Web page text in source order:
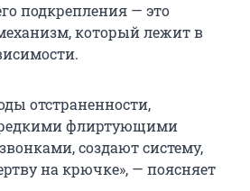
подкрепления — это
который лежит в
отстраненности,
флиртующими
создают систему,
на крючке», — поясняет